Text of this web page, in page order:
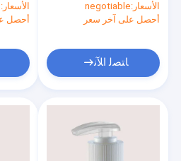
وحالة
الأسعار:
أحصل
الأسفل للشامبو وحالة
الشعر
الأسعار:negotiable
أحصل على آخر سعر
ﺎﺘﺼﻟ ﺍﻶﻧ